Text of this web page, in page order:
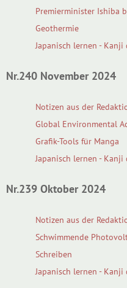
Premierminister Ishiba
Geothermie
Japanisch lernen - Kanji
Nr.240 November 2024
Notizen aus der
Global Environmental
Grafik-Tools für Manga
Japanisch lernen - Kanji
Nr.239 Oktober 2024
Notizen aus der
Schwimmende
Schreiben
Japanisch lernen - Kanji